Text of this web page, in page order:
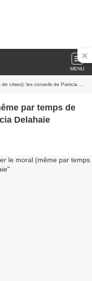
MENU
les conseils de Patricia Delahaie
par temps de
Delahaie